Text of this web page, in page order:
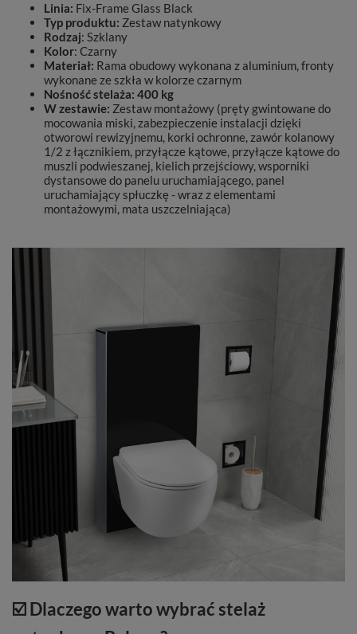
Linia: Fix-Frame Glass Black
Typ produktu: Zestaw natynkowy
Rodzaj: Szklany
Kolor: Czarny
Materiał: Rama obudowy wykonana z aluminium, fronty
wykonane ze szkła w kolorze czarnym
Nośność stelaża: 400 kg
W zestawie: Zestaw montażowy (pręty gwintowane do
mocowania miski, zabezpieczenie instalacji dzięki
otworowi rewizyjnemu, korki ochronne, zawór kolanowy
1/2 z łącznikiem, przyłącze kątowe, przyłącze kątowe do
muszli podwieszanej, kielich przejściowy, wsporniki
dystansowe do panelu uruchamiającego, panel
uruchamiający spłuczkę - wraz z elementami
montażowymi, mata uszczelniająca)
☑️ Dlaczego warto wybrać stelaż